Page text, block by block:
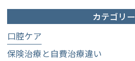
カテゴリー
口腔ケア
保険治療と自費治療違い